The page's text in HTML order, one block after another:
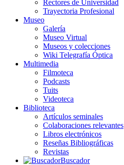
Rectores de Universidad
Trayectoria Profesional
Museo
Galería
Museo Virtual
Museos y colecciones
Wiki Telegrafía Óptica
Multimedia
Filmoteca
Podcasts
Tuits
Videoteca
Biblioteca
Artículos seminales
Colaboraciones relevantes
Libros electrónicos
Reseñas Bibliográficas
Revistas
Buscador